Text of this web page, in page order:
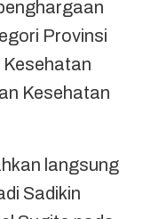
Provinsi
Kesehatan
Kesehatan
langsung
Sadikin